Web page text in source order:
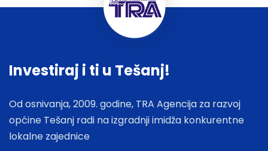
Investiraj i ti u Tešanj!
Od osnivanja, 2009. godine, TRA Agencija za razvoj
općine Tešanj radi na izgradnji imidža konkurentne
lokalne zajednice